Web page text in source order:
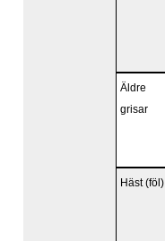
Äldre
grisar
Häst (föl)